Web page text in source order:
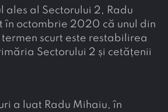
ales al Sectorului 2, Radu
în octombrie 2020 că unul din
scurt este restabilirea
Sectorului 2 și cetățenii
a luat Radu Mihaiu, în